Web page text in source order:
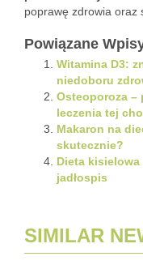
poprawę zdrowia oraz
Powiązane
Witamina D3:
niedoboru
Osteoporoza –
leczenia tej
Makaron na
skutecznie?
Dieta kisielowa
jadłospis
SIMILAR